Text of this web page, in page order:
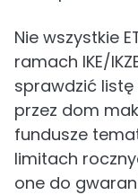
Nie wszystkie
ramach IKE/
sprawdzić
przez dom
fundusze
limitach
one do